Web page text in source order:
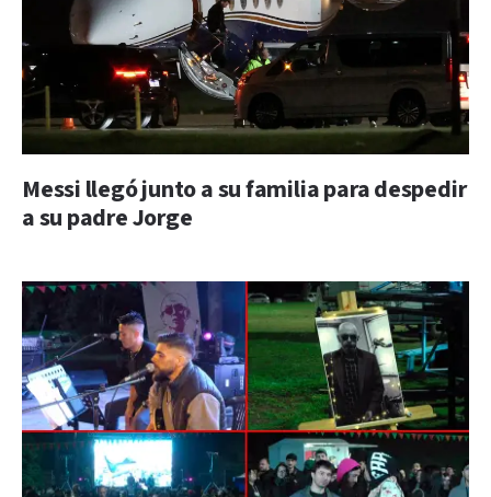
Messi llegó junto a su familia para despedir
a su padre Jorge